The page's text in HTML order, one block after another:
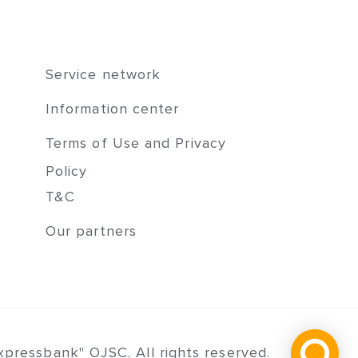
Service network
Information center
Terms of Use and Privacy
Policy
T&C
Our partners
OJSC. All rights reserved.